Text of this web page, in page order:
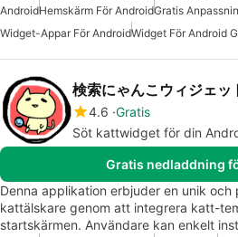
AndroidHemskärm För AndroidGratis
Widget-Appar För AndroidWidget För Android
4.6 Gratis
Söt kattwidget för din
Gratis nedladdning
Denna applikation erbjuder en unik
kattälskare genom att integrera katt-
startskärmen. Användare kan enkelt